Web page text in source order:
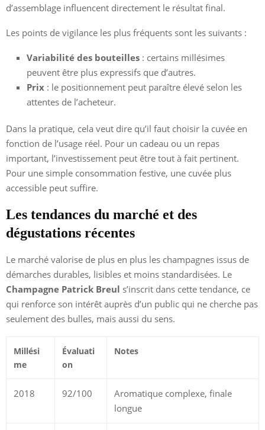
d’assemblage influencent directement le résultat final.
Les points de vigilance les plus fréquents sont les suivants :
Variabilité des bouteilles : certains millésimes
peuvent être plus expressifs que d’autres.
Prix : le positionnement peut paraître élevé selon les
attentes de l’acheteur.
Dans la pratique, cela veut dire qu’il faut choisir la cuvée en
fonction de l’usage réel. Pour un cadeau ou un repas
important, l’investissement peut être tout à fait pertinent.
Pour une simple consommation festive, une cuvée plus
accessible peut suffire.
Les tendances du marché et des
dégustations récentes
Le marché valorise de plus en plus les champagnes issus de
démarches durables, lisibles et moins standardisées. Le
Champagne Patrick Breul s’inscrit dans cette tendance, ce
qui renforce son intérêt auprès d’un public qui ne cherche pas
seulement des bulles, mais aussi du sens.
Millési
me
Évaluati
on
Notes
2018 92/100
Aromatique complexe, finale
longue